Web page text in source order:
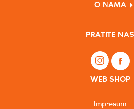
O NAMA
PRATITE NAS
WEB SHOP
Impresum